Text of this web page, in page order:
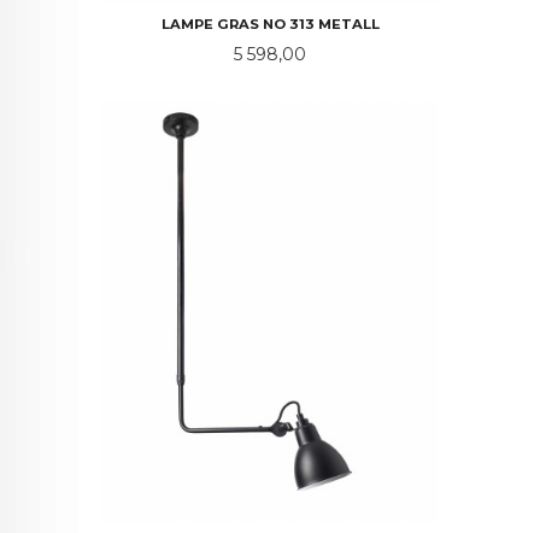
LAMPE GRAS NO 313 METALL
Pris
5 598,00